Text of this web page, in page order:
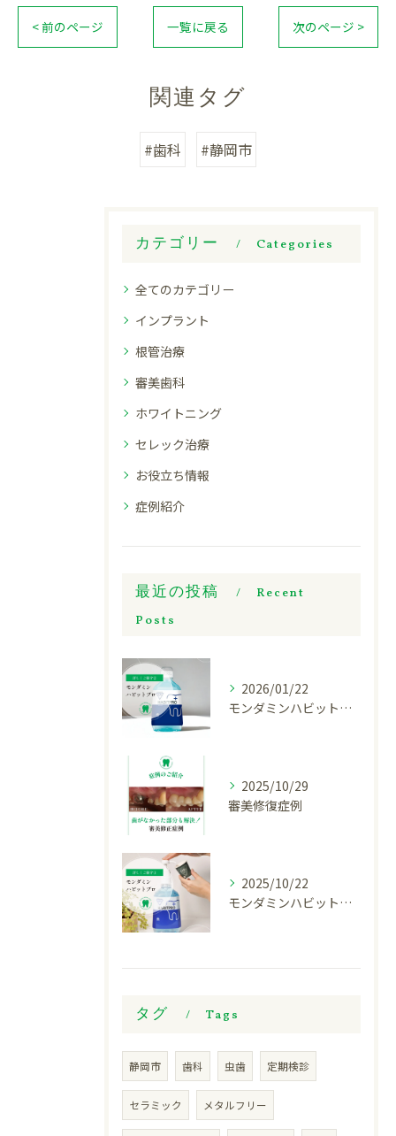
< 前のページ 一覧に戻る 次のページ >
関連タグ
#歯科 #静岡市
カテゴリー Categories
全てのカテゴリー
インプラント
根管治療
審美歯科
ホワイトニング
セレック治療
お役立ち情報
症例紹介
最近の投稿
Recent
Posts
2026/01/22
モンダミンハビットプロについてご紹介
2025/10/29
審美修復症例
2025/10/22
モンダミンハビットプロについて
タグ Tags
静岡市 歯科 虫歯 定期検診
セラミック メタルフリー